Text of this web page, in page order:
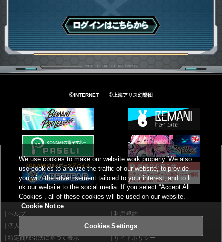
ログインはこちら
©INTERNET ©上海アリス幻樂団
ヘルプ
利用規約
個人情報等保護方針
外部送信について
特定商取引法に基づく表示
サイトポリシー
We use cookies to make our website work properly. We also
use cookies to analyze the traffic of our website, to provide
you with the advertisement tailored to your interest, and to li
nk our website to the social media. If you select “Accept All
Cookies”, all of these cookies will be used on our website.
Cookie Notice
Cookies Settings